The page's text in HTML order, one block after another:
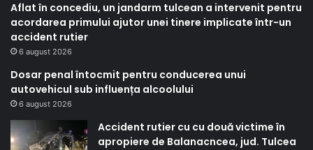
Aflat în concediu, un jandarm tulcean a intervenit pentru
acordarea primului ajutor unei tinere implicate într-un
accident rutier
6 august 2026
Dosar penal întocmit pentru conducerea unui
autovehicul sub influența alcoolului
6 august 2026
Accident rutier cu cu două victime în
apropiere de Balanacncea, jud. Tulcea